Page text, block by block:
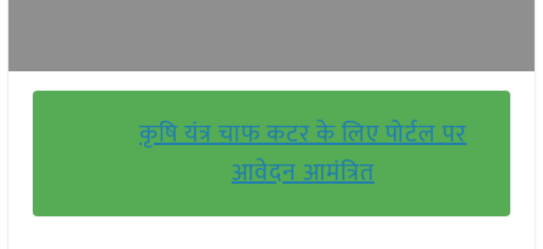
कृषि यंत्र चाफ कटर के लिए पोर्टल पर
आवेदन आमंत्रित